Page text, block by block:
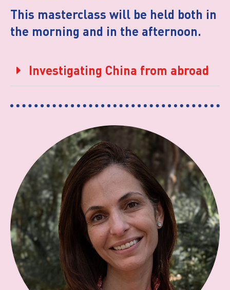
This masterclass will be held both in
the morning and in the afternoon.
Investigating China from abroad